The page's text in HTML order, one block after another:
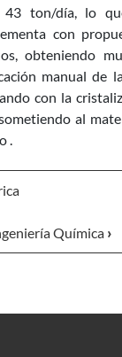
43 ton/día, lo
con
obteniendo
manual de
con la
al
.
Química ›